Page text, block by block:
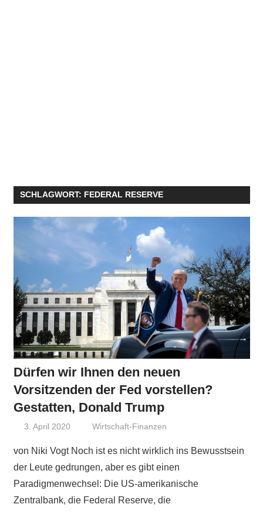
SCHLAGWORT: FEDERAL RESERVE
Dürfen wir Ihnen den neuen
Vorsitzenden der Fed vorstellen?
Gestatten, Donald Trump
3. April 2020 Niki Vogt
Wirtschaft-Finanzen
von Niki Vogt Noch ist es nicht wirklich ins Bewusstsein
der Leute gedrungen, aber es gibt einen
Paradigmenwechsel: Die US-amerikanische
Zentralbank, die Federal Reserve, die